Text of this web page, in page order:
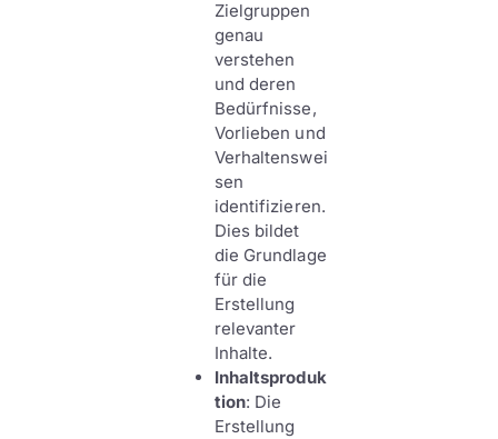
Zielgruppen
genau
verstehen
und deren
Bedürfnisse,
Vorlieben und
Verhaltenswei
sen
identifizieren.
Dies bildet
die Grundlage
für die
Erstellung
relevanter
Inhalte.
Inhaltsproduk
tion: Die
Erstellung